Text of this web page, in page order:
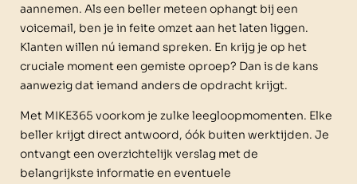
aannemen. Als een beller meteen ophangt bij een
voicemail, ben je in feite omzet aan het laten liggen.
Klanten willen nú iemand spreken. En krijg je op het
cruciale moment een gemiste oproep? Dan is de kans
aanwezig dat iemand anders de opdracht krijgt.
Met MIKE365 voorkom je zulke leegloopmomenten. Elke
beller krijgt direct antwoord, óók buiten werktijden. Je
ontvangt een overzichtelijk verslag met de
belangrijkste informatie en eventuele